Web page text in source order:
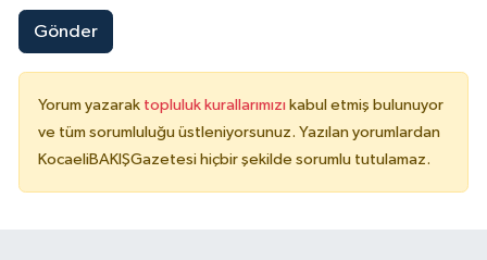
Gönder
Yorum yazarak topluluk kurallarımızı kabul etmiş bulunuyor
ve tüm sorumluluğu üstleniyorsunuz. Yazılan yorumlardan
KocaeliBAKIŞGazetesi hiçbir şekilde sorumlu tutulamaz.